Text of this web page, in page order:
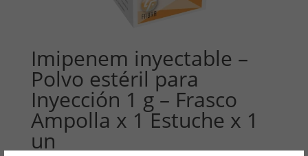
Imipenem inyectable –
Polvo estéril para
Inyección 1 g – Frasco
Ampolla x 1 Estuche x 1
un